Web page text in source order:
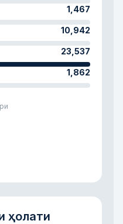
1,467
10,942
23,537
1,862
ҳолати